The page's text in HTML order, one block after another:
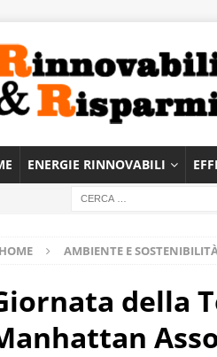
ENERGIE RINNOVABILI
HOME AMBIENTE E
della